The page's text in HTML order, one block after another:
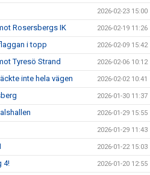
2026-02-23 15:00
Rosersbergs IK 2026-02-19 11:26
i topp 2026-02-09 15:42
Tyresö Strand 2026-02-06 10:12
inte hela vägen 2026-02-02 10:41
2026-01-30 11:37
2026-01-29 15:55
2026-01-29 11:43
2026-01-22 15:03
4! 2026-01-20 12:55